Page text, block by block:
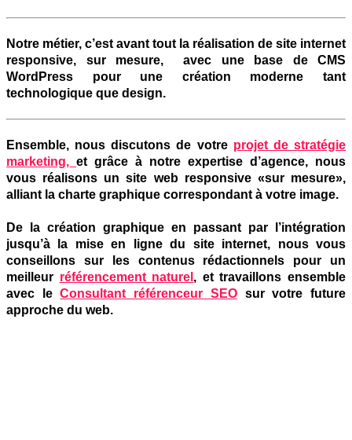
Notre métier, c’est avant tout la réalisation de site internet
responsive, sur mesure, avec une base de CMS
WordPress pour une création moderne tant
technologique que design.
Ensemble, nous discutons de votre projet de stratégie
marketing, et grâce à notre expertise d’agence, nous
vous réalisons un site web responsive «sur mesure»,
alliant la charte graphique correspondant à votre image.
De la création graphique en passant par l’intégration
jusqu’à la mise en ligne du site internet, nous vous
conseillons sur les contenus rédactionnels pour un
meilleur référencement naturel , et travaillons ensemble
avec leConsultant référenceur SEOsur votre future
approche du web.